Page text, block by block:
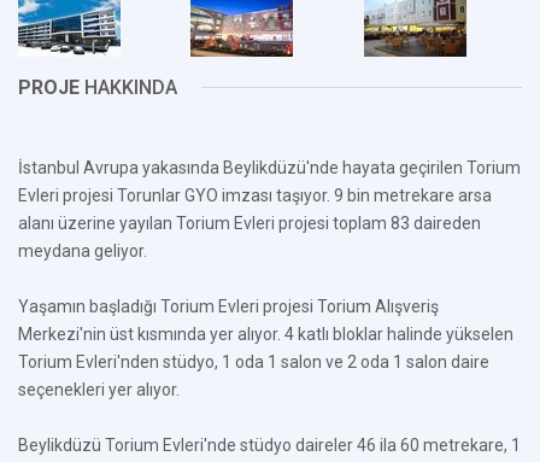
PROJE HAKKINDA
İstanbul Avrupa yakasında Beylikdüzü'nde hayata geçirilen Torium
Evleri projesi Torunlar GYO imzası taşıyor. 9 bin metrekare arsa
alanı üzerine yayılan Torium Evleri projesi toplam 83 daireden
meydana geliyor.
Yaşamın başladığı Torium Evleri projesi Torium Alışveriş
Merkezi'nin üst kısmında yer alıyor. 4 katlı bloklar halinde yükselen
Torium Evleri'nden stüdyo, 1 oda 1 salon ve 2 oda 1 salon daire
seçenekleri yer alıyor.
Beylikdüzü Torium Evleri'nde stüdyo daireler 46 ila 60 metrekare, 1